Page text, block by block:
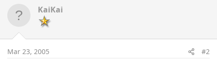
KaiKai
Mar 23, 2005 #2